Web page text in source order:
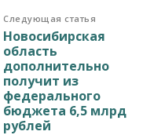
Следующая статья
Новосибирская
область
дополнительно
получит из
федерального
бюджета 6,5 млрд
рублей